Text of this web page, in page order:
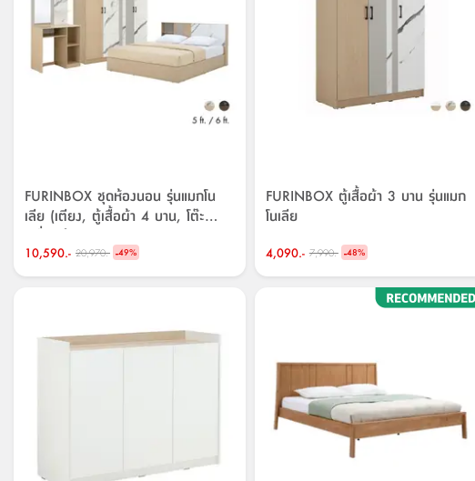
FURINBOX ชุดห้องนอน รุ่นแมกโน
เลีย (เตียง, ตู้เสื้อผ้า 4 บาน, โต๊ะ
เครื่องแป้ง)
10,590.- 20,970.- -49%
FURINBOX ตู้เสื้อผ้า 3 บาน รุ่นแมก
โนเลีย
4,090.- 7,990.- -48%